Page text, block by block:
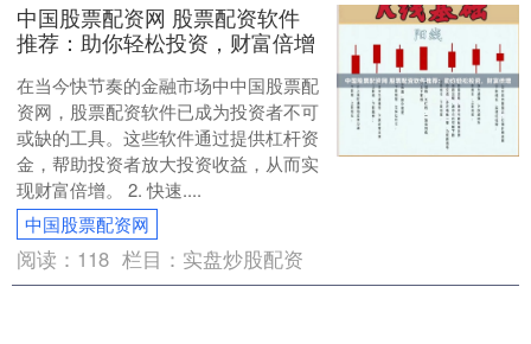
中国股票配资网 股票配资软件
推荐：助你轻松投资，财富倍增
在当今快节奏的金融市场中中国股票配
资网，股票配资软件已成为投资者不可
或缺的工具。这些软件通过提供杠杆资
金，帮助投资者放大投资收益，从而实
现财富倍增。 2. 快速....
中国股票配资网
阅读： 118 栏目： 实盘炒股配资